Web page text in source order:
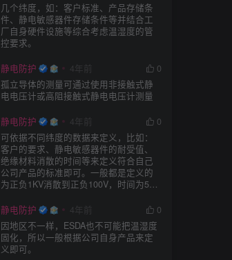
KN95/N95医用口罩与静电的秘密关系
几个纬度，如：客户标准、产品存储条
件、静电敏感器件存储条件等并结合工
厂自身硬件设施等综合考虑温湿度的管
控要求。
静电防护 4年前
0
孤立导体的测量可通过使用非接触式静
电电压计或高阻接触式静电电压计测量
静电防护 4年前
0
可依据不同纬度的数据来定义，比如：
客户的要求、静电敏感器件的耐受值、
绝缘材料消散的时间等来定义符合自己
公司产品的标准即可。一般都是定义的
为正负1KV消散到正负100V，时间为5S
静电防护
4年前
0
因地区不一样，ESDA也不可能把温湿度
固化，所以一般根据公司自身产品来定
义即可。